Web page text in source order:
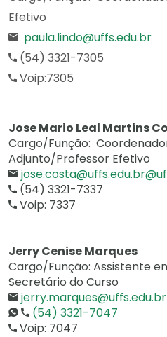
Efetivo
paula.lindo@uffs.edu.br
(54) 3321-7305
Voip:7305
Jose Mario Leal Martins
Cargo/Função:
Adjunto/Professor Efetivo
(54) 3321-7337
Voip: 7337
Jerry Cenise Marques
Cargo/Função: Assistente
Secretário do Curso
jerry.marques@uffs.edu.br
(54) 3321-7047
Voip: 7047